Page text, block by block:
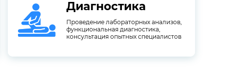
Диагностика
Проведение лабораторных анализов,
функциональная диагностика,
консультация опытных специалистов
Диагностика
Проведение лабораторных анализов,
функциональная диагностика,
консультация опытных специалистов